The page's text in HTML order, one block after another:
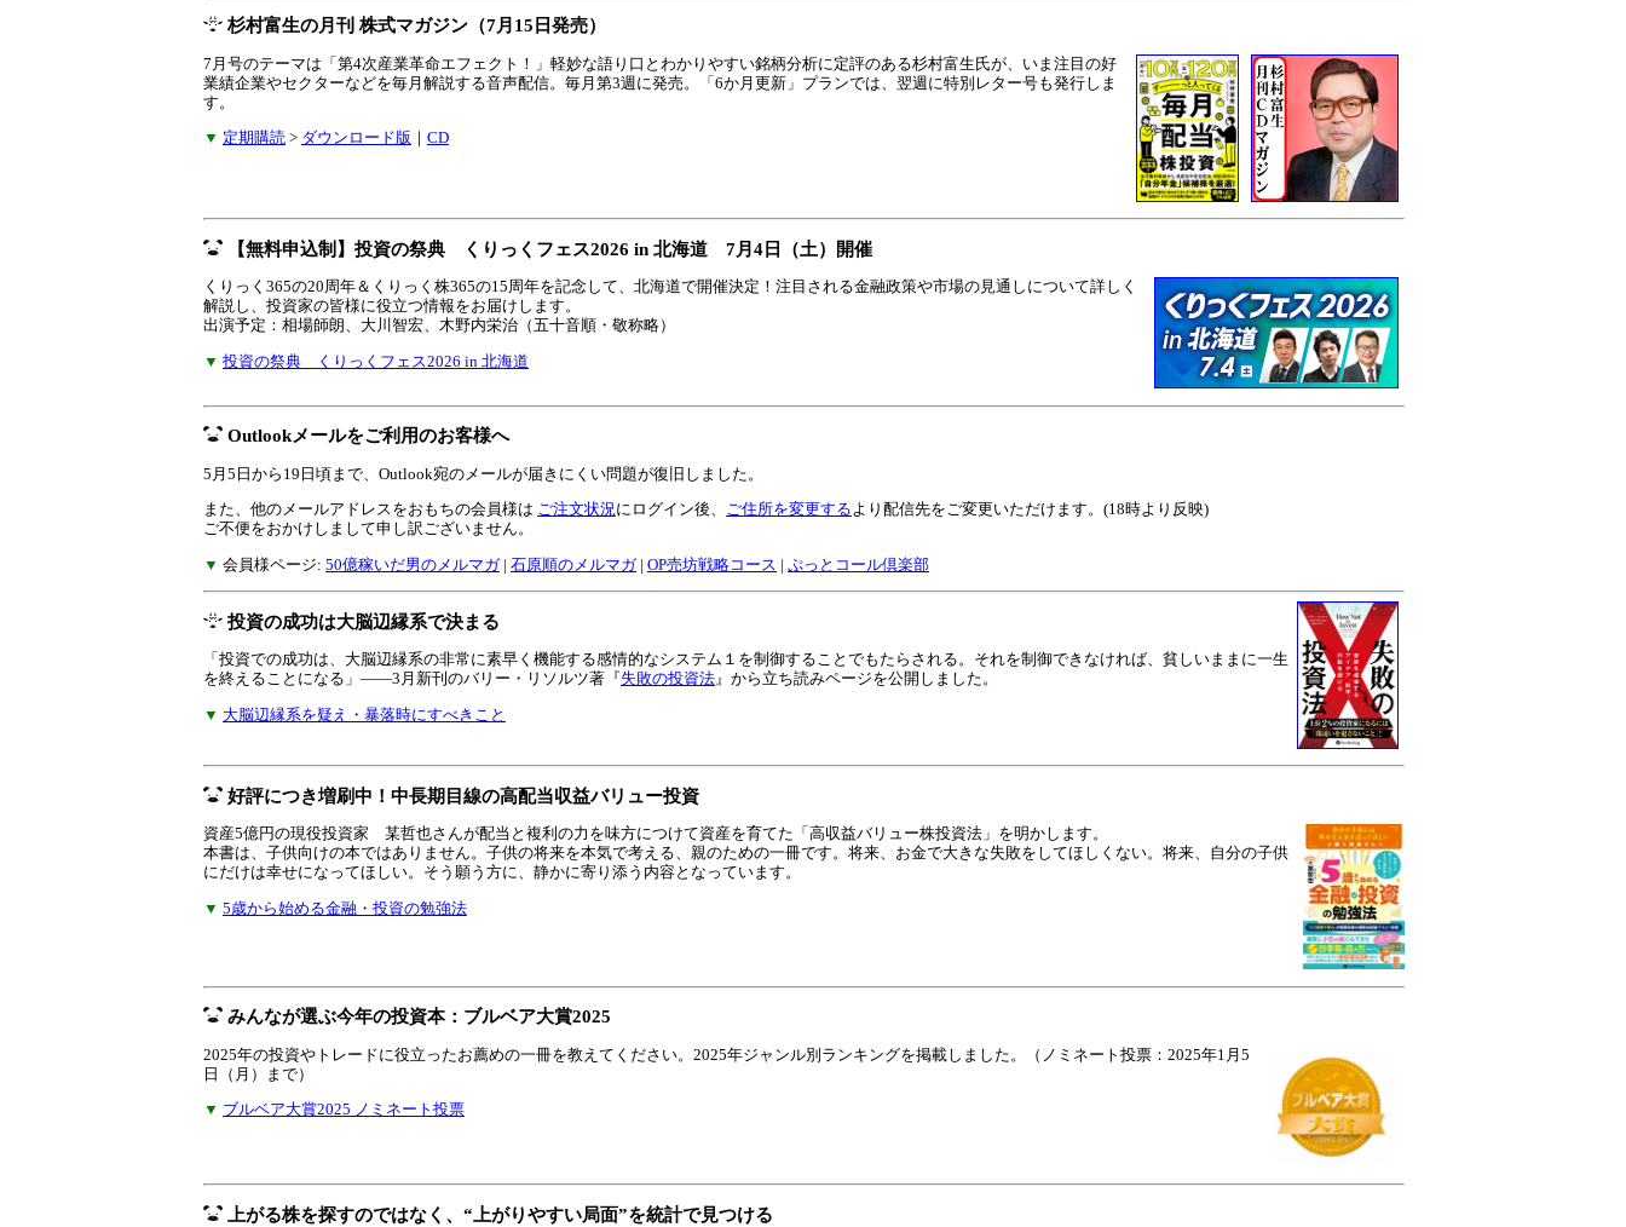
杉村富生の月刊 株式マガジン（7月15日発売）
7月号のテーマは「第4次産業革命エフェクト！」軽妙な語り口とわかりやすい銘柄分析に定評のある杉村富生氏が、いま注目の好
業績企業やセクターなどを毎月解説する音声配信。毎月第3週に発売。「6か月更新」プランでは、翌週に特別レター号も発行しま
す。
▼ 定期購読 > ダウンロード版 ｜ CD
【無料申込制】投資の祭典 くりっくフェス2026 in 北海道 7月4日（土）開催
くりっく365の20周年＆くりっく株365の15周年を記念して、北海道で開催決定！注目される金融政策や市場の見通しについて詳しく
解説し、投資家の皆様に役立つ情報をお届けします。
出演予定：相場師朗、大川智宏、木野内栄治（五十音順・敬称略）
▼ 投資の祭典 くりっくフェス2026 in 北海道
Outlookメールをご利用のお客様へ
5月5日から19日頃まで、Outlook宛のメールが届きにくい問題が復旧しました。
また、他のメールアドレスをおもちの会員様は ご注文状況にログイン後、 ご住所を変更するより配信先をご変更いただけます。(18時より反映)
ご不便をおかけしまして申し訳ございません。
▼ 会員様ページ: 50億稼いだ男のメルマガ| 石原順のメルマガ| OP売坊戦略コース | ぷっとコール倶楽部
投資の成功は大脳辺縁系で決まる
「投資での成功は、大脳辺縁系の非常に素早く機能する感情的なシステム１を制御することでもたらされる。それを制御できなければ、貧しいままに一生
を終えることになる」――3月新刊のバリー・リソルツ著『失敗の投資法』から立ち読みページを公開しました。
▼ 大脳辺縁系を疑え・暴落時にすべきこと
好評につき増刷中！中長期目線の高配当収益バリュー投資
資産5億円の現役投資家 某哲也さんが配当と複利の力を味方につけて資産を育てた「高収益バリュー株投資法」を明かします。
本書は、子供向けの本ではありません。子供の将来を本気で考える、親のための一冊です。将来、お金で大きな失敗をしてほしくない。将来、自分の子供
にだけは幸せになってほしい。そう願う方に、静かに寄り添う内容となっています。
▼ 5歳から始める金融・投資の勉強法
みんなが選ぶ今年の投資本：ブルベア大賞2025
2025年の投資やトレードに役立ったお薦めの一冊を教えてください。2025年ジャンル別ランキングを掲載しました。（ノミネート投票：2025年1月5
日（月）まで）
▼ ブルベア大賞2025 ノミネート投票
上がる株を探すのではなく、“上がりやすい局面”を統計で見つける